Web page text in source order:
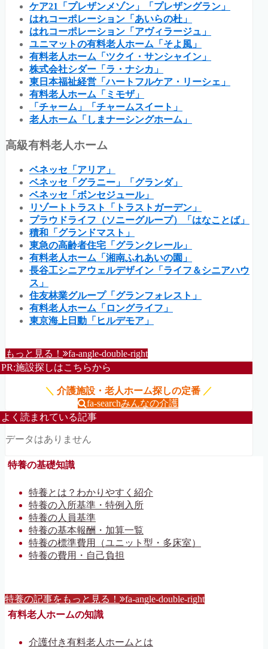
ケア21「プレザンメゾン」「プレザングラン」
はれコーポレーション「あいらの杜」
はれコーポレーション「アヴィラージュ」
ユニマットの有料老人ホーム「そよ風」
有料老人ホーム「ツクイ・サンシャイン」
株式会社シダー「ラ・ナシカ」
東日本福祉経営「ハートフルケア・リーシェ」
有料老人ホーム「ミモザ」
「チャーム」「チャームスイート」
老人ホーム「しまナーシングホーム」
高級有料老人ホーム
ベネッセ「アリア」
ベネッセ「グラニー」「グランダ」
ベネッセ「ボンセジュール」
リゾートトラスト「トラストガーデン」
プラウドライフ（ソニーグループ）「はなことば」
積和「グランドマスト」
東急の高齢者住宅「グランクレール」
有料老人ホーム「湘南ふれあいの園」
長谷工シニアウェルデザイン「ライフ＆シニアハウ
ス」
住友林業グループ「グランフォレスト」
有料老人ホーム「ロングライフ」
東京海上日動「ヒルデモア」
もっと見る！ fa-angle-double-right
PR:施設探しはこちらから
＼ 介護施設・老人ホーム探しの定番 ／
fa-searchみんなの介護
よく読まれている記事
データはありません
特養の基礎知識
特養とは？わかりやすく紹介
特養の入所基準・特例入所
特養の人員基準
特養の基本報酬・加算一覧
特養の標準費用（ユニット型・多床室）
特養の費用・自己負担
特養の記事をもっと見る！ fa-angle-double-right
有料老人ホームの知識
介護付き有料老人ホームとは